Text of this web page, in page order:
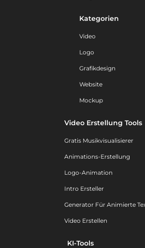
Kategorien
Video
Logo
Grafikdesign
Website
Mockup
Video Erstellung Tools
Gratis Musikvisualisierer
Animations-Erstellung
Logo-Animation
Intro Ersteller
Generator Für Animierte
Video Erstellen
KI-Tools